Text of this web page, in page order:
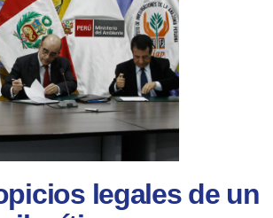
legales de un